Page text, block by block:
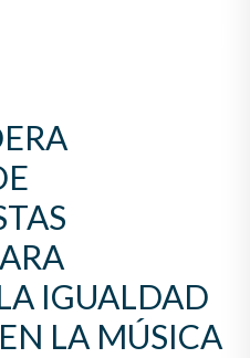
IGUALDAD
LA MÚSICA